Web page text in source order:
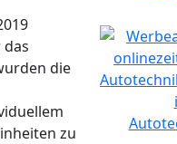
die
zu